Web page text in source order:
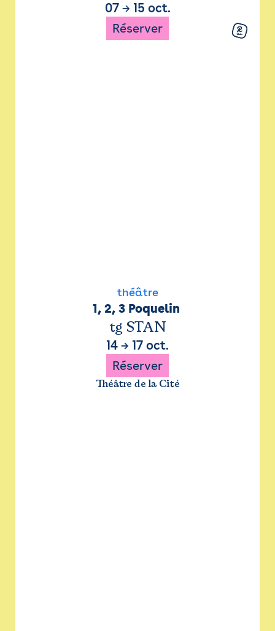
07→ 15 oct.
Réserver
théâtre
1, 2, 3 Poquelin
tg STAN
14 → 17 oct.
Réserver
Théâtre de la Cité